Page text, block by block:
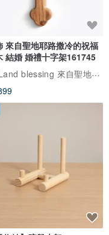
來自聖地耶路撒冷的祝福
結婚 婚禮十字架161745
Holy Land blessing 來自聖地的祝福